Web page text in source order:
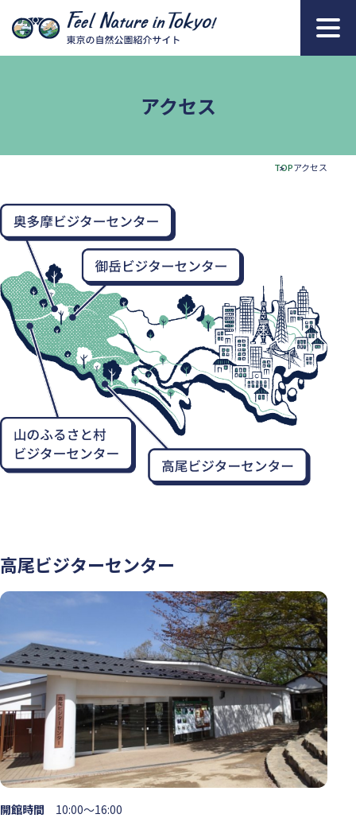
アクセス
TOPアクセス
高尾ビジターセンター
開館時間
10:00～16:00